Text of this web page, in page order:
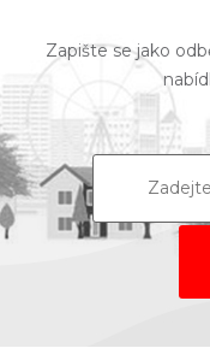
Zapište se jako